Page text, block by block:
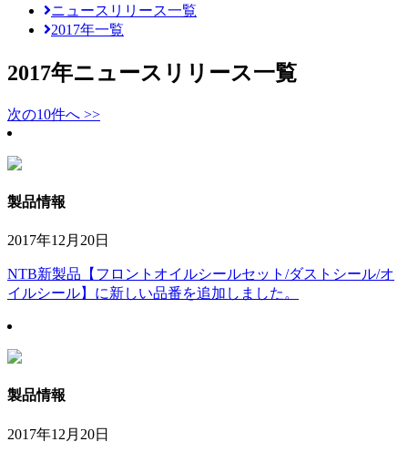
ニュースリリース一覧
2017年一覧
2017年ニュースリリース一覧
次の10件へ >>
製品情報
2017年12月20日
NTB新製品【フロントオイルシールセット/ダストシール/オ
イルシール】に新しい品番を追加しました。
製品情報
2017年12月20日